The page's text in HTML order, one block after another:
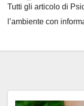
Tutti gli articolo di
l’ambiente con